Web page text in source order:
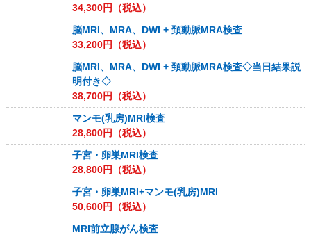
34,300円（税込）
脳MRI、MRA、DWI + 頚動脈MRA検査
33,200円（税込）
脳MRI、MRA、DWI + 頚動脈MRA検査◇当日結果説
明付き◇
38,700円（税込）
マンモ(乳房)MRI検査
28,800円（税込）
子宮・卵巣MRI検査
28,800円（税込）
子宮・卵巣MRI+マンモ(乳房)MRI
50,600円（税込）
MRI前立腺がん検査